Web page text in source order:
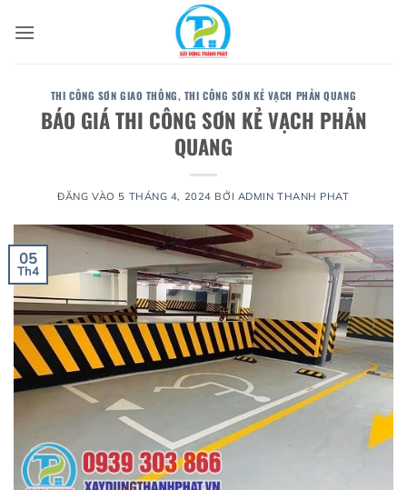
qua
THI CÔNG SƠN GIAO THÔNG, THI CÔNG SƠN KẺ VẠCH PHẢN QUANG
BÁO GIÁ THI CÔNG SƠN KẺ VẠCH PHẢN
QUANG
ĐĂNG VÀO 5 THÁNG 4, 2024 BỞI ADMIN THANH PHAT
05
Th4